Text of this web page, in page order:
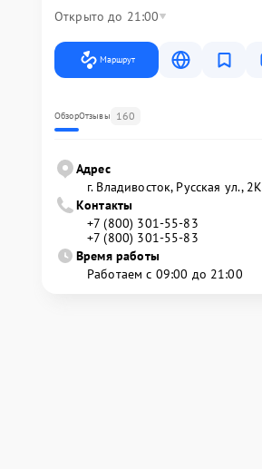
Открыто до 21:00
Маршрут
ОбзорОтзывы 160
Адрес
г. Владивосток, Русская ул., 2К
Контакты
+7 (800) 301-55-83
+7 (800) 301-55-83
Время работы
Работаем с 09:00 до 21:00